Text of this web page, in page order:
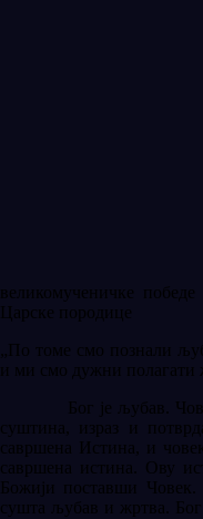
великомученичке
Царске породице
„По томе смо познали
и ми смо дужни полагати
Бог је љубав. Човек
суштина, израз и
савршена Истина, и
савршена истина. Ову
Божији поставши
сушта љубав и жртва. Бог